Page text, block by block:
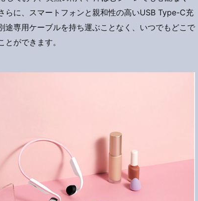
らに、スマートフォンと親和性の高いUSB Type-C充
途専用ケーブルを持ち運ぶことなく、いつでもどこで
とができます。